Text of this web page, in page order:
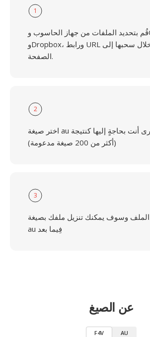
1
قُم بتحديد الملفات من جهاز الحاسوب وGoogle Drive
وDropbox، ورابط URL أو من خلال سحبها إلى
الصفحة.
2
اختر صيغة au أو أية صيغة أخرى أنت بحاجةٍ إليها كنتيجة
(أكثر من 200 صيغة مدعومة)
3
الملف وسوف يمكنك تنزيل ملفك بصيغة
au فِيما بعد
عن الصيغ
F4V AU